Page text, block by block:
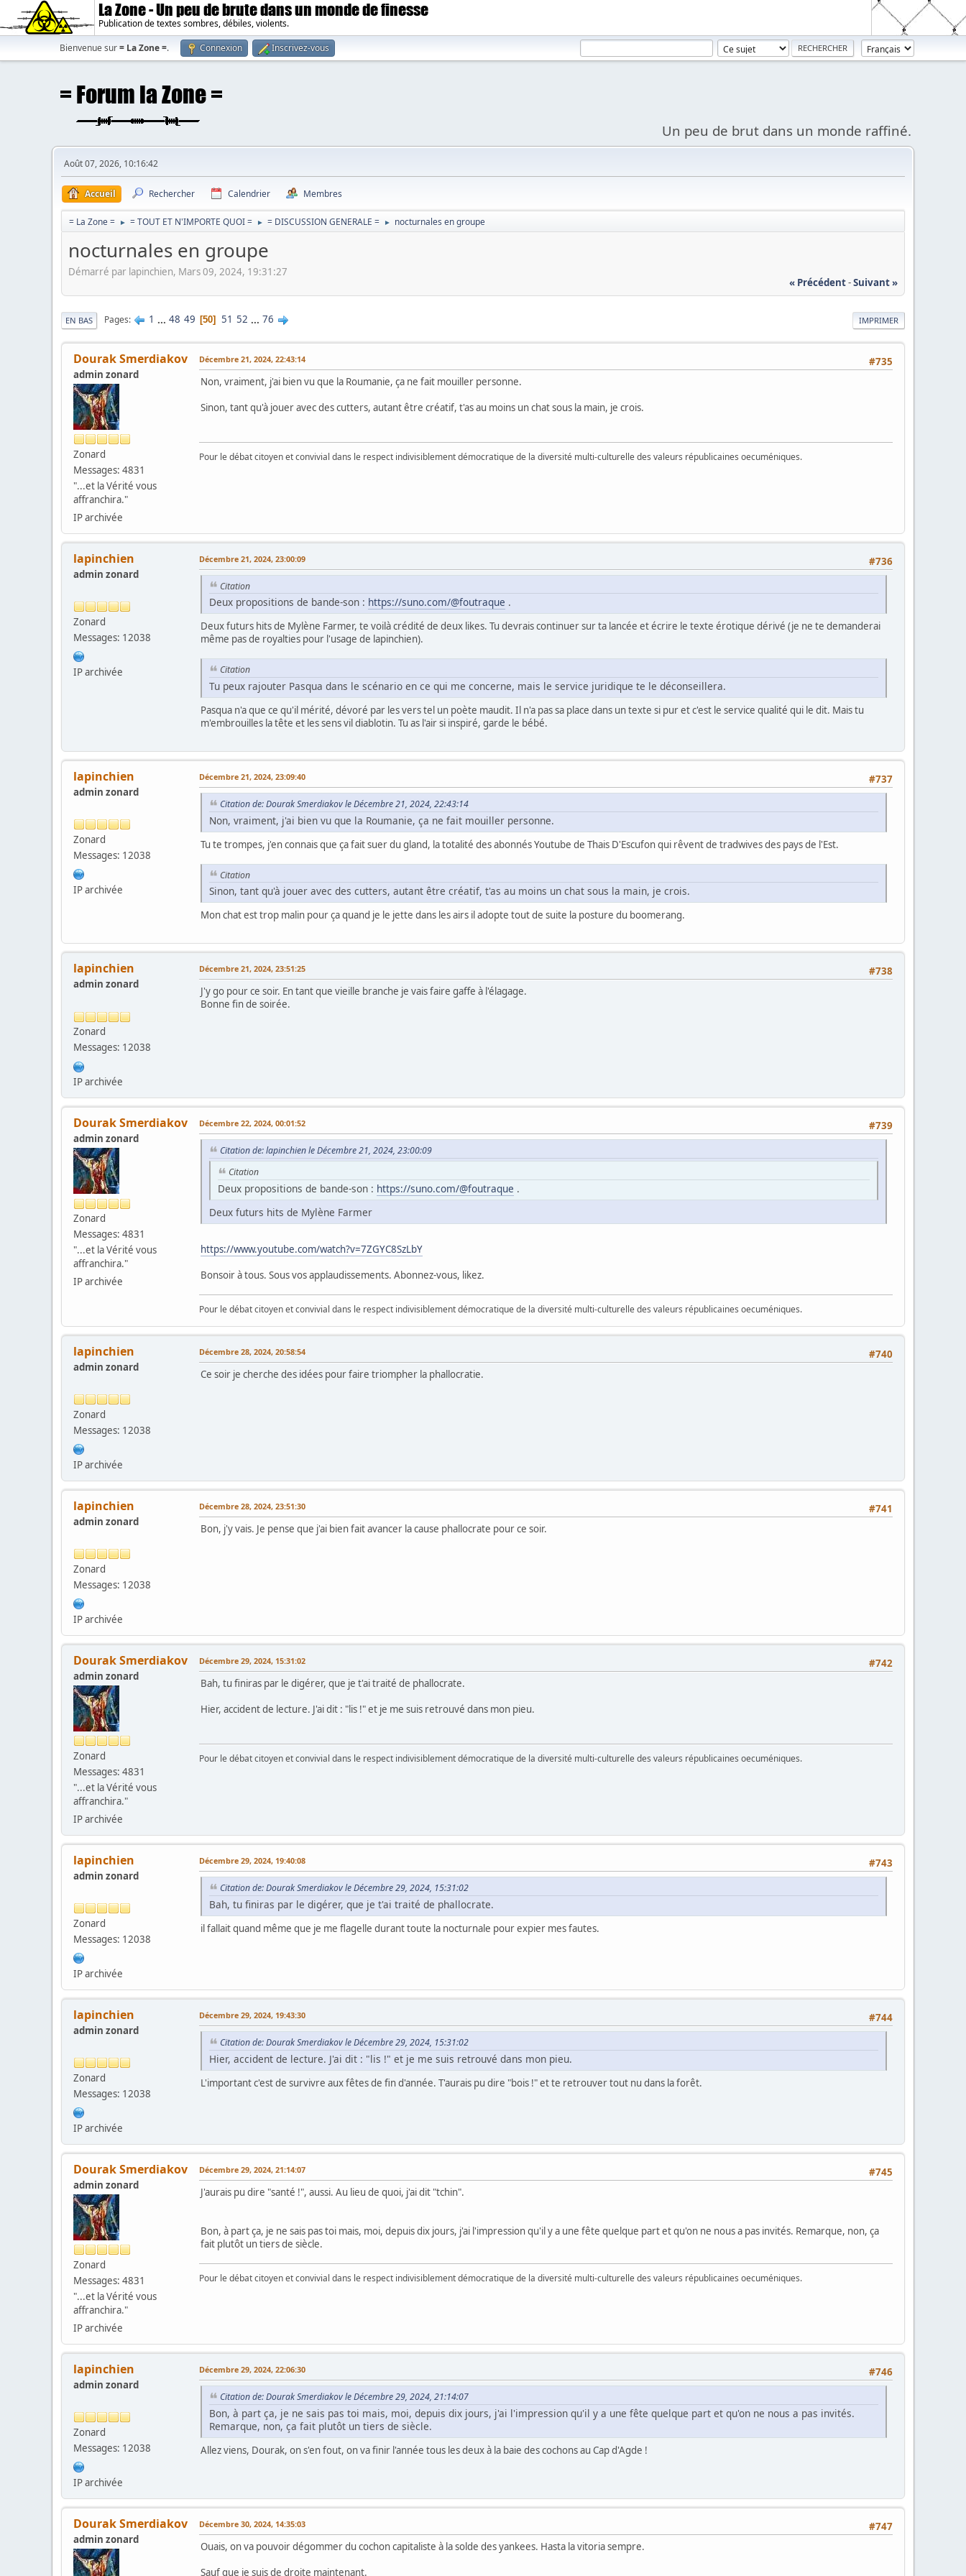
La Zone - Un peu de brute dans un monde de finesse
Publication de textes sombres, débiles, violents.
Bienvenue sur= La Zone =. Connexion Inscrivez-vous
Un peu de brut dans un monde raffiné.
Août 07, 2026, 10:16:42
Accueil Rechercher Calendrier Membres
= La Zone = ► = TOUT ET N'IMPORTE QUOI = ► = DISCUSSION GENERALE = ► nocturnales en groupe
nocturnales en groupe
Démarré par lapinchien, Mars 09, 2024, 19:31:27
« Précédent-Suivant »
IMPRIMER
EN BAS Pages 1 ... 48 49 50 51 52 ... 76
Dourak Smerdiakov
admin zonard
Zonard
Messages: 4831
"...et la Vérité vous
affranchira."
IP archivée
#735
Décembre 21, 2024, 22:43:14
Non, vraiment, j'ai bien vu que la Roumanie, ça ne fait mouiller personne.
Sinon, tant qu'à jouer avec des cutters, autant être créatif, t'as au moins un chat sous la main, je crois.
Pour le débat citoyen et convivial dans le respect indivisiblement démocratique de la diversité multi-culturelle des valeurs républicaines oecuméniques.
lapinchien
admin zonard
Zonard
Messages: 12038
IP archivée
#736
Décembre 21, 2024, 23:00:09
Citation
Deux propositions de bande-son : https://suno.com/@foutraque .
Deux futurs hits de Mylène Farmer, te voilà crédité de deux likes. Tu devrais continuer sur ta lancée et écrire le texte érotique dérivé (je ne te demanderai
même pas de royalties pour l'usage de lapinchien).
Citation
Tu peux rajouter Pasqua dans le scénario en ce qui me concerne, mais le service juridique te le déconseillera.
Pasqua n'a que ce qu'il mérité, dévoré par les vers tel un poète maudit. Il n'a pas sa place dans un texte si pur et c'est le service qualité qui le dit. Mais tu
m'embrouilles la tête et les sens vil diablotin. Tu as l'air si inspiré, garde le bébé.
lapinchien
admin zonard
Zonard
Messages: 12038
IP archivée
#737
Décembre 21, 2024, 23:09:40
Citation de: Dourak Smerdiakov le Décembre 21, 2024, 22:43:14
Non, vraiment, j'ai bien vu que la Roumanie, ça ne fait mouiller personne.
Tu te trompes, j'en connais que ça fait suer du gland, la totalité des abonnés Youtube de Thais D'Escufon qui rêvent de tradwives des pays de l'Est.
Citation
Sinon, tant qu'à jouer avec des cutters, autant être créatif, t'as au moins un chat sous la main, je crois.
Mon chat est trop malin pour ça quand je le jette dans les airs il adopte tout de suite la posture du boomerang.
lapinchien
admin zonard
Zonard
Messages: 12038
IP archivée
#738
Décembre 21, 2024, 23:51:25
J'y go pour ce soir. En tant que vieille branche je vais faire gaffe à l'élagage.
Bonne fin de soirée.
Dourak Smerdiakov
admin zonard
Zonard
Messages: 4831
"...et la Vérité vous
affranchira."
IP archivée
#739
Décembre 22, 2024, 00:01:52
Citation de: lapinchien le Décembre 21, 2024, 23:00:09
Citation
Deux propositions de bande-son : https://suno.com/@foutraque .
Deux futurs hits de Mylène Farmer
https://www.youtube.com/watch?v=7ZGYC8SzLbY
Bonsoir à tous. Sous vos applaudissements. Abonnez-vous, likez.
Pour le débat citoyen et convivial dans le respect indivisiblement démocratique de la diversité multi-culturelle des valeurs républicaines oecuméniques.
lapinchien
admin zonard
Zonard
Messages: 12038
IP archivée
#740
Décembre 28, 2024, 20:58:54
Ce soir je cherche des idées pour faire triompher la phallocratie.
lapinchien
admin zonard
Zonard
Messages: 12038
IP archivée
#741
Décembre 28, 2024, 23:51:30
Bon, j'y vais. Je pense que j'ai bien fait avancer la cause phallocrate pour ce soir.
Dourak Smerdiakov
admin zonard
Zonard
Messages: 4831
"...et la Vérité vous
affranchira."
IP archivée
#742
Décembre 29, 2024, 15:31:02
Bah, tu finiras par le digérer, que je t'ai traité de phallocrate.
Hier, accident de lecture. J'ai dit : "lis !" et je me suis retrouvé dans mon pieu.
Pour le débat citoyen et convivial dans le respect indivisiblement démocratique de la diversité multi-culturelle des valeurs républicaines oecuméniques.
lapinchien
admin zonard
Zonard
Messages: 12038
IP archivée
#743
Décembre 29, 2024, 19:40:08
Citation de: Dourak Smerdiakov le Décembre 29, 2024, 15:31:02
Bah, tu finiras par le digérer, que je t'ai traité de phallocrate.
il fallait quand même que je me flagelle durant toute la nocturnale pour expier mes fautes.
lapinchien
admin zonard
Zonard
Messages: 12038
IP archivée
#744
Décembre 29, 2024, 19:43:30
Citation de: Dourak Smerdiakov le Décembre 29, 2024, 15:31:02
Hier, accident de lecture. J'ai dit : "lis !" et je me suis retrouvé dans mon pieu.
L'important c'est de survivre aux fêtes de fin d'année. T'aurais pu dire "bois !" et te retrouver tout nu dans la forêt.
Dourak Smerdiakov
admin zonard
Zonard
Messages: 4831
"...et la Vérité vous
affranchira."
IP archivée
#745
Décembre 29, 2024, 21:14:07
J'aurais pu dire "santé !", aussi. Au lieu de quoi, j'ai dit "tchin".
Bon, à part ça, je ne sais pas toi mais, moi, depuis dix jours, j'ai l'impression qu'il y a une fête quelque part et qu'on ne nous a pas invités. Remarque, non, ça
fait plutôt un tiers de siècle.
Pour le débat citoyen et convivial dans le respect indivisiblement démocratique de la diversité multi-culturelle des valeurs républicaines oecuméniques.
lapinchien
admin zonard
Zonard
Messages: 12038
IP archivée
#746
Décembre 29, 2024, 22:06:30
Citation de: Dourak Smerdiakov le Décembre 29, 2024, 21:14:07
Bon, à part ça, je ne sais pas toi mais, moi, depuis dix jours, j'ai l'impression qu'il y a une fête quelque part et qu'on ne nous a pas invités.
Remarque, non, ça fait plutôt un tiers de siècle.
Allez viens, Dourak, on s'en fout, on va finir l'année tous les deux à la baie des cochons au Cap d'Agde !
Dourak Smerdiakov
admin zonard
#747
Décembre 30, 2024, 14:35:03
Ouais, on va pouvoir dégommer du cochon capitaliste à la solde des yankees. Hasta la vitoria sempre.
Sauf que je suis de droite maintenant.